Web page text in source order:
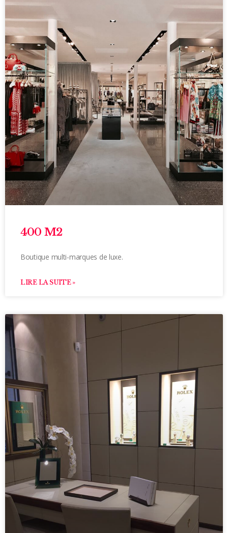
400 M2
Boutique multi-marques de luxe.
LIRE LA SUITE »